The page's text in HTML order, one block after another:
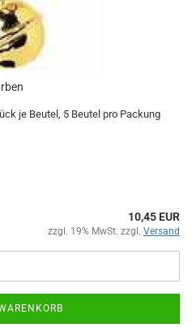
je Beutel, 5 Beutel pro Packung
10,45 EUR
zzgl. 19% MwSt. zzgl. Versand